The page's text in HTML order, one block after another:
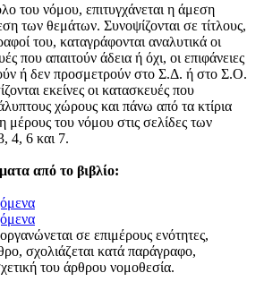
του νόμου, επιτυγχάνεται η άμεση
των θεμάτων. Συνοψίζονται σε τίτλους,
του, καταγράφονται αναλυτικά οι
που απαιτούν άδεια ή όχι, οι επιφάνειες
ή δεν προσμετρούν στο Σ.Δ. ή στο Σ.Ο.
εκείνες οι κατασκευές που
χώρους και πάνω από τα κτίρια
του νόμου στις σελίδες των
4, 6 και 7.
από το βιβλίο:
σε επιμέρους ενότητες,
σχολιάζεται κατά παράγραφο,
του άρθρου νομοθεσία.